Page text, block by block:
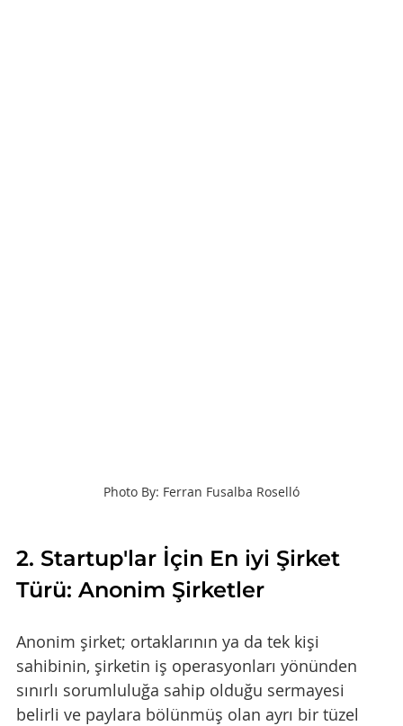
Photo By: Ferran Fusalba Roselló
2. Startup'lar İçin En iyi Şirket
Türü: Anonim Şirketler
Anonim şirket; ortaklarının ya da tek kişi
sahibinin, şirketin iş operasyonları yönünden
sınırlı sorumluluğa sahip olduğu sermayesi
belirli ve paylara bölünmüş olan ayrı bir tüzel